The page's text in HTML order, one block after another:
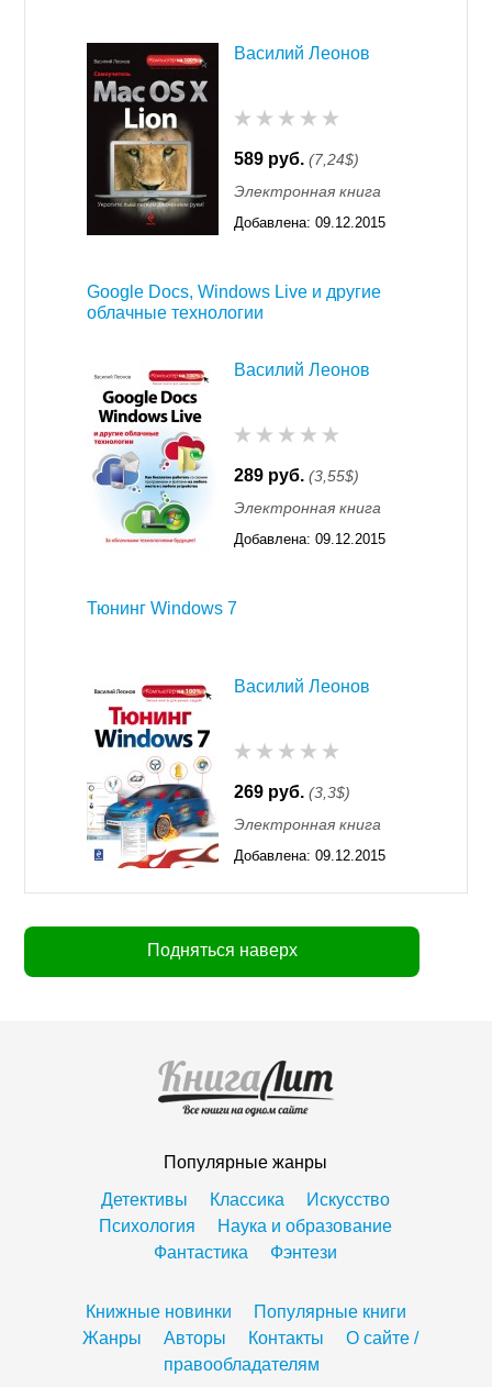
Василий Леонов
589 руб. (7,24$)
Электронная книга
Добавлена: 09.12.2015
Google Docs, Windows Live и другие
облачные технологии
Василий Леонов
289 руб. (3,55$)
Электронная книга
Добавлена: 09.12.2015
Тюнинг Windows 7
Василий Леонов
269 руб. (3,3$)
Электронная книга
Добавлена: 09.12.2015
Подняться наверх
Популярные жанры
Детективы
Классика
Искусство
Психология
Наука и образование
Фантастика
Фэнтези
Книжные новинки
Популярные книги
Жанры
Авторы Контакты
О сайте /
правообладателям